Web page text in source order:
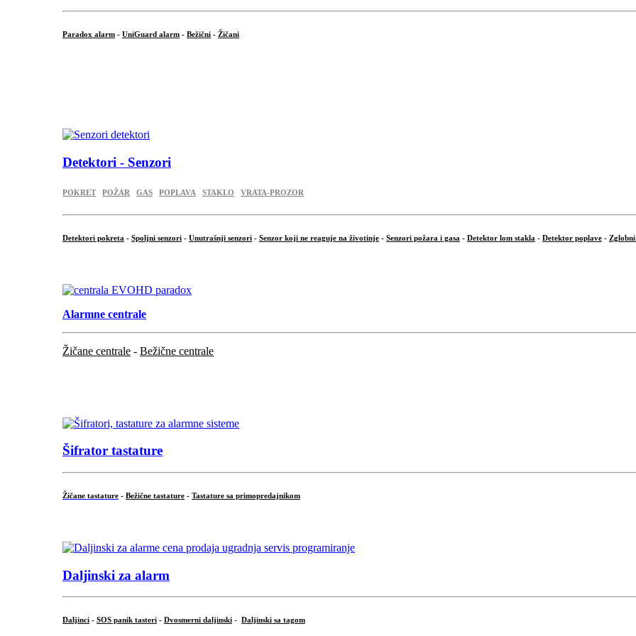
Paradox alarm - UniGuard alarm - Bežični - Žičani
Detektori - Senzori
POKRET POŽAR GAS POPLAVA STAKLO VRATA-PROZOR
Detektori pokreta - Spoljni senzori - Unutrašnji senzori - Senzor koji ne reaguje na životinje - Senzori požara i gasa - Detektor lom stakla - Detektor poplave - Zglobni
Alarmne centrale
Žičane centrale - Bežične centrale
Šifrator tastature
Žičane tastature - Bežične tastature - Tastature sa primopredajnikom
Daljinski za alarm
Daljinci - SOS panik tasteri - Dvosmerni daljinski - Daljinski sa tagom